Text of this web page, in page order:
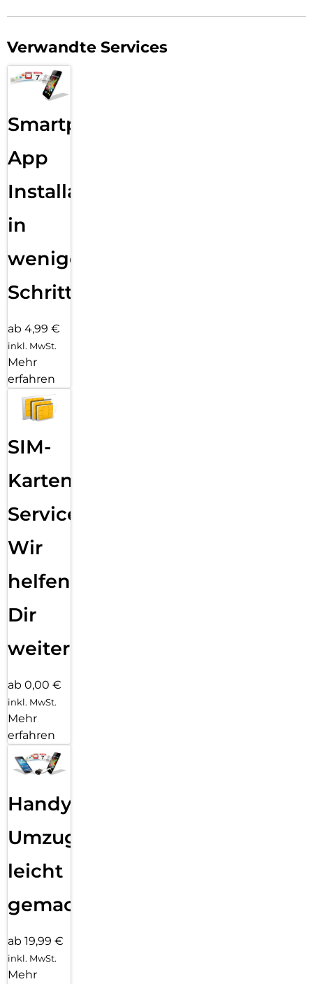
Verwandte Services
Smartphone
App
Installation
in
wenigen
Schritten
ab 4,99 €
inkl. MwSt.
Mehr
erfahren
SIM-
Karten
Service:
Wir
helfen
Dir
weiter
ab 0,00 €
inkl. MwSt.
Mehr
erfahren
Handy
Umzug
leicht
gemacht!
ab 19,99 €
inkl. MwSt.
Mehr